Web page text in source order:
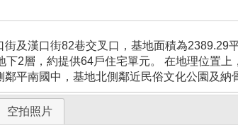
及漢口街82巷交叉口，基地面積為2389.29
下2層，約提供64戶住宅單元。 在地理位置
平南國中，基地北側鄰近民俗文化公園及納
空拍照片